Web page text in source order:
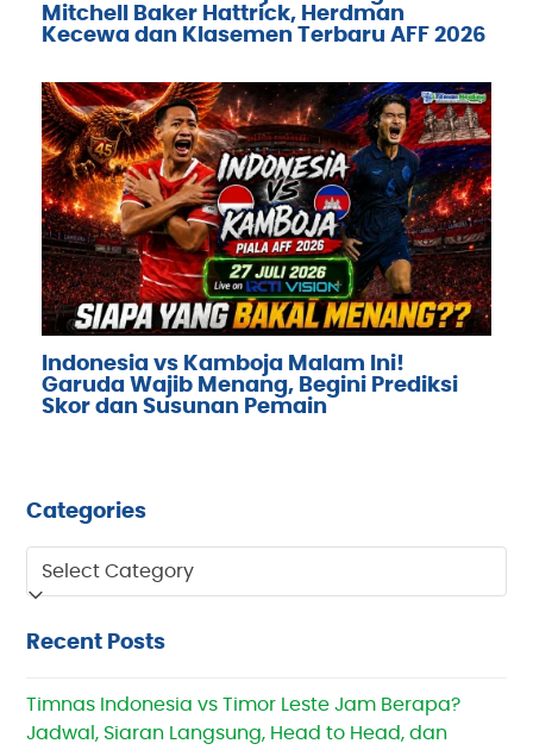
Mitchell Baker Hattrick, Herdman
Kecewa dan Klasemen Terbaru AFF 2026
Indonesia vs Kamboja Malam Ini!
Garuda Wajib Menang, Begini Prediksi
Skor dan Susunan Pemain
Categories
Categories
Recent Posts
Timnas Indonesia vs Timor Leste Jam Berapa?
Jadwal, Siaran Langsung, Head to Head, dan